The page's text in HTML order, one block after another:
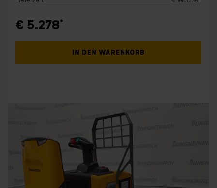
€ 5.278
IN DEN WARENKORB